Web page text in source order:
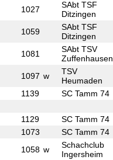
1027
SAbt TSF
Ditzingen
1059
SAbt TSF
Ditzingen
1081
SAbt TSV
Zuffenhausen
1097 w
TSV
Heumaden
1139 SC Tamm 74
1129 SC Tamm 74
1073 SC Tamm 74
1058 w
Schachclub
Ingersheim